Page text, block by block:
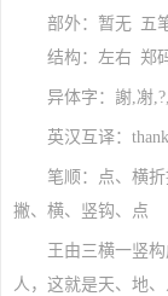
部外：暂无 五
结构：左右 郑
异体字：謝,㓔
英汉互译：
笔顺：点、横
撇、横、竖钩、点
王由三横一竖
人，这就是天、地